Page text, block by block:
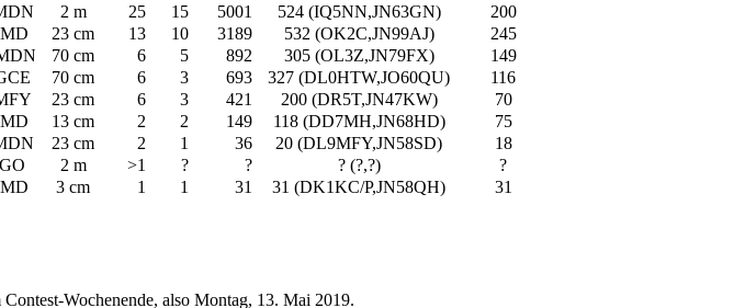
2 m 25 15 5001 524 (IQ5NN,JN63GN)
200
23 cm 13 10 3189 532 (OK2C,JN99AJ)
245
70 cm 6 5 892 305 (OL3Z,JN79FX)
149
70 cm 6 3 693 327 (DL0HTW,JO60QU)
116
23 cm 6 3 421 200 (DR5T,JN47KW)
70
13 cm 2 2 149 118 (DD7MH,JN68HD)
75
23 cm 2 1 36 20 (DL9MFY,JN58SD)
18
2 m >1 ? ? ? (?,?)
?
3 cm 1 1 31 31 (DK1KC/P,JN58QH) 31
Wochenende, also Montag, 13. Mai 2019.